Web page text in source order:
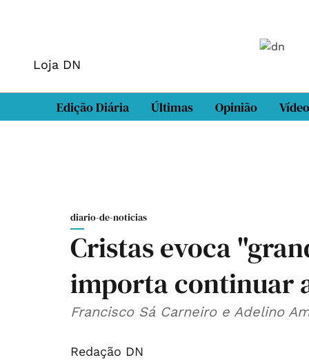
Loja DN
Edição Diária Últimas Opinião
diario-de-noticias
Cristas evoca
importa continuar
Francisco Sá Carneiro e Adelino
Redação DN